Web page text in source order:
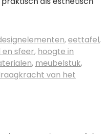
,eettafel,
sfeer, hoogte in
, meubelstuk,
van het